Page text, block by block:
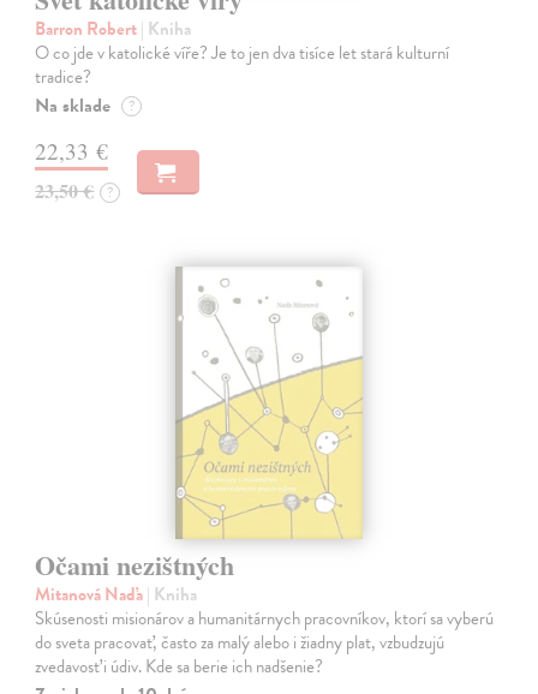
Barron Robert| Kniha
O co jde v katolické víře? Je to jen dva tisíce let stará kulturní
tradice?
Na sklade ?
22,33 €
23,50 € ?
Očami nezištných
Mitanová Naďa| Kniha
Skúsenosti misionárov a humanitárnych pracovníkov, ktorí sa vyberú
do sveta pracovať, často za malý alebo i žiadny plat, vzbudzujú
zvedavosť i údiv. Kde sa berie ich nadšenie?